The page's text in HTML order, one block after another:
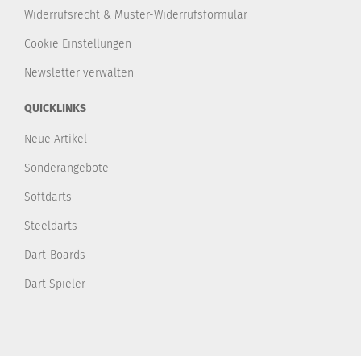
Widerrufsrecht & Muster-Widerrufsformular
Cookie Einstellungen
Newsletter verwalten
QUICKLINKS
Neue Artikel
Sonderangebote
Softdarts
Steeldarts
Dart-Boards
Dart-Spieler